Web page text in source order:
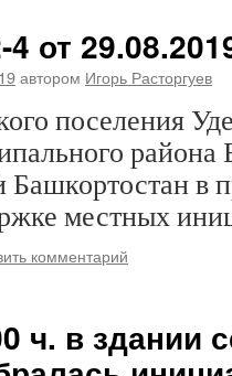
от
автором Игорь Расторгуев
поселения
в
местных
комментарий
ч. в здании